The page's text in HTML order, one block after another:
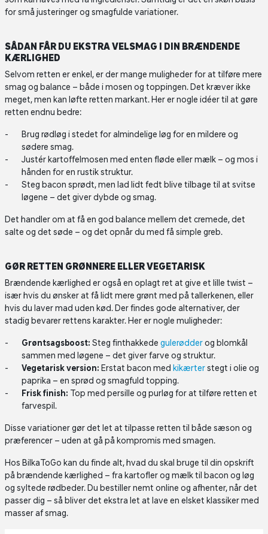
for små justeringer og smagfulde variationer.
SÅDAN FÅR DU EKSTRA VELSMAG I DIN BRÆNDENDE
KÆRLIGHED
Selvom retten er enkel, er der mange muligheder for at tilføre mere
smag og balance – både i mosen og toppingen. Det kræver ikke
meget, men kan løfte retten markant. Her er nogle idéer til at gøre
retten endnu bedre:
Brug rødløg i stedet for almindelige løg for en mildere og
sødere smag.
Justér kartoffelmosen med enten fløde eller mælk – og mos i
hånden for en rustik struktur.
Steg bacon sprødt, men lad lidt fedt blive tilbage til at svitse
løgene – det giver dybde og smag.
Det handler om at få en god balance mellem det cremede, det
salte og det søde – og det opnår du med få simple greb.
GØR RETTEN GRØNNERE ELLER VEGETARISK
Brændende kærlighed er også en oplagt ret at give et lille twist –
især hvis du ønsker at få lidt mere grønt med på tallerkenen, eller
hvis du laver mad uden kød. Der findes gode alternativer, der
stadig bevarer rettens karakter. Her er nogle muligheder:
Grøntsagsboost: Steg finthakkede gulerødderog blomkål
sammen med løgene – det giver farve og struktur.
Vegetarisk version: Erstat bacon med kikærterstegt i olie og
paprika – en sprød og smagfuld topping.
Frisk finish: Top med persille og purløg for at tilføre retten et
farvespil.
Disse variationer gør det let at tilpasse retten til både sæson og
præferencer – uden at gå på kompromis med smagen.
Hos BilkaToGo kan du finde alt, hvad du skal bruge til din opskrift
på brændende kærlighed – fra kartofler og mælk til bacon og løg
og syltede rødbeder. Du bestiller nemt online og afhenter, når det
passer dig – så bliver det ekstra let at lave en elsket klassiker med
masser af smag.